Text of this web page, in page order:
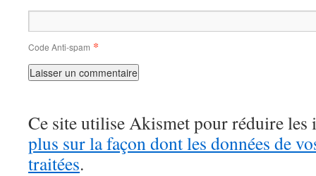
Code Anti-spam *
Ce site utilise Akismet pour réduire les
plus sur la façon dont les données de
traitées.